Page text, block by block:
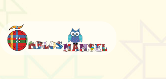
Liigu
navigeerimisele
Liigu
sisu
juurde